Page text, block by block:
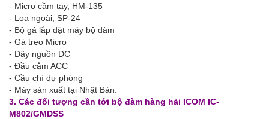
- Micro cầm tay, HM-135
- Loa ngoài, SP-24
- Bộ gá lắp đặt máy bộ đàm
- Gá treo Micro
- Dây nguồn DC
- Đầu cắm ACC
- Cầu chì dự phòng
- Máy sản xuất tại Nhật Bản.
3. Các đối tượng cần tới bộ đàm hàng hải ICOM IC-
M802/GMDSS​